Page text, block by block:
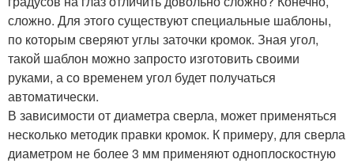
сложно. Для этого существуют специальные шаблоны,
по которым сверяют углы заточки кромок. Зная угол,
такой шаблон можно запросто изготовить своими
руками, а со временем угол будет получаться
автоматически.
В зависимости от диаметра сверла, может применяться
несколько методик правки кромок. К примеру, для сверла
диаметром не более 3 мм применяют одноплоскостную